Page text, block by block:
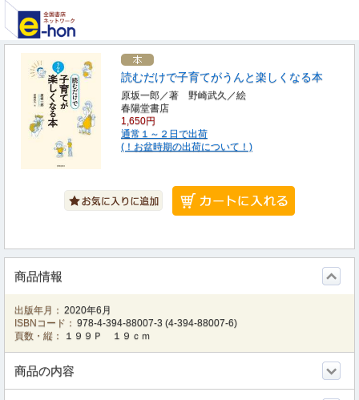
読むだけで子育てがうんと楽しくなる本
原坂一郎／著 野崎武久／絵
春陽堂書店
1,650円
通常１～２日で出荷
(！お盆時期の出荷について！)
商品情報
出版年月： 2020年6月
ISBNコード： 978-4-394-88007-3 (4-394-88007-6)
頁数・縦：
１９９Ｐ １９ｃｍ
商品の内容